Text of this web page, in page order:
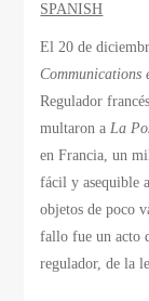
SPANISH
El 20 de
Communications
Regulador
multaron aLa
en Francia, un
fácil y asequible
objetos de poco
fallo fue un acto
regulador, de la